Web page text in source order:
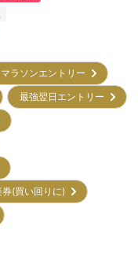
マラソンエントリー
最強翌日エントリー
券(買い回りに)